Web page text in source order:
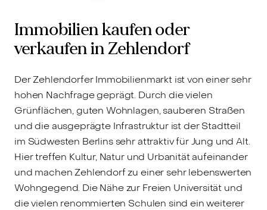
Immobilien kaufen oder
verkaufen in Zehlendorf
Der Zehlendorfer Immobilienmarkt ist von einer sehr
hohen Nachfrage geprägt. Durch die vielen
Grünflächen, guten Wohnlagen, sauberen Straßen
und die ausgeprägte Infrastruktur ist der Stadtteil
im Südwesten Berlins sehr attraktiv für Jung und Alt.
Hier treffen Kultur, Natur und Urbanität aufeinander
und machen Zehlendorf zu einer sehr lebenswerten
Wohngegend. Die Nähe zur Freien Universität und
die vielen renommierten Schulen sind ein weiterer